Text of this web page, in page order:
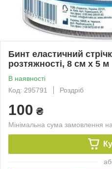
Бинт еластичний
розтяжності, 8 см х 5 м
В наявності
Код: 295791
Роздріб
100 ₴
Мінімальна сума замовлення